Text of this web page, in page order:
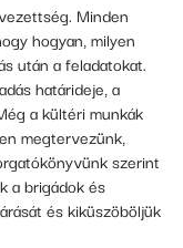
Minden
hogyan, milyen
után a feladatokat.
határideje, a
a kültéri munkák
megtervezünk,
szerint
a brigádok és
és kiküszöböljük